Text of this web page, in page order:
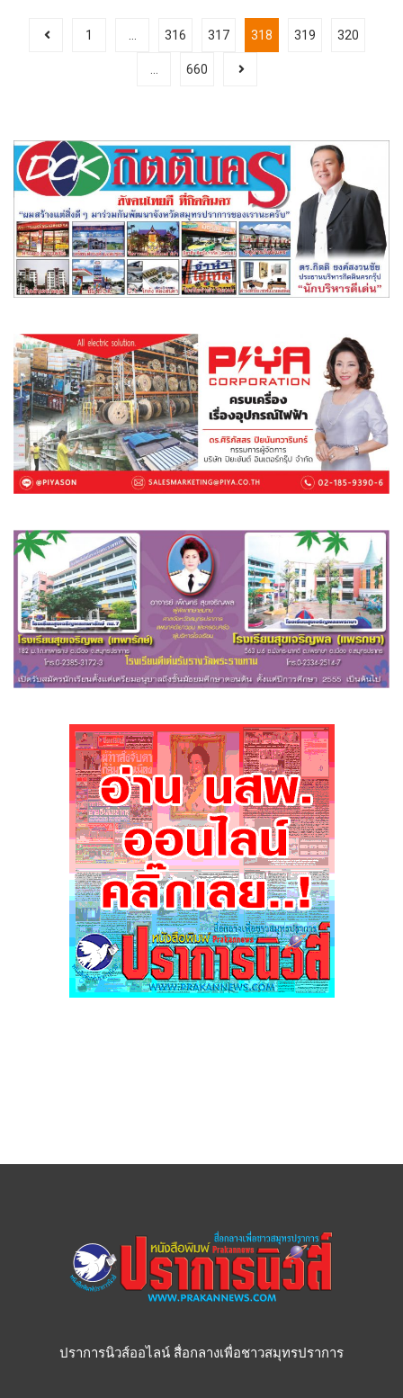
1 316 317 318 319 320
660
ปราการนิวส์ออไลน์ สื่อกลางเพื่อชาวสมุทรปราการ